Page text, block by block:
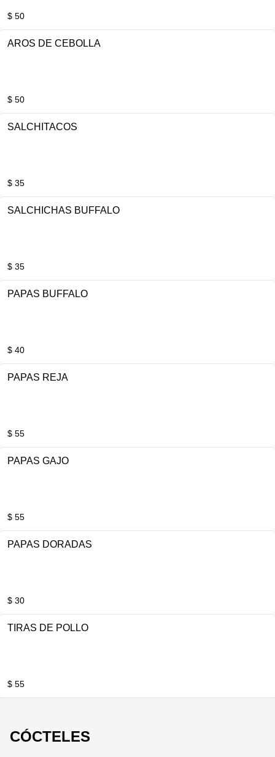
$ 50
AROS DE CEBOLLA
$ 50
SALCHITACOS
$ 35
SALCHICHAS BUFFALO
$ 35
PAPAS BUFFALO
$ 40
PAPAS REJA
$ 55
PAPAS GAJO
$ 55
PAPAS DORADAS
$ 30
TIRAS DE POLLO
$ 55
CÓCTELES